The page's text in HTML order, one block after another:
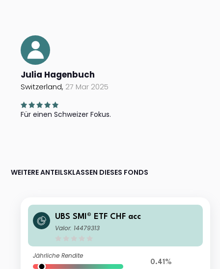
Julia Hagenbuch
Switzerland, 27 Mar 2025
Für einen Schweizer Fokus.
WEITERE ANTEILSKLASSEN DIESES FONDS
UBS SMI® ETF CHF acc
Valor: 14479313
Jährliche Rendite
0.41%